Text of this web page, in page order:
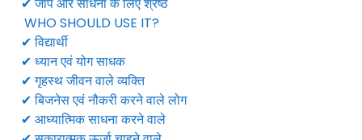
WHO SHOULD USE IT?
✔ विद्यार्थी
✔ ध्यान एवं योग साधक
✔ गृहस्थ जीवन वाले व्यक्ति
✔ बिजनेस एवं नौकरी करने वाले लोग
✔ आध्यात्मिक साधना करने वाले